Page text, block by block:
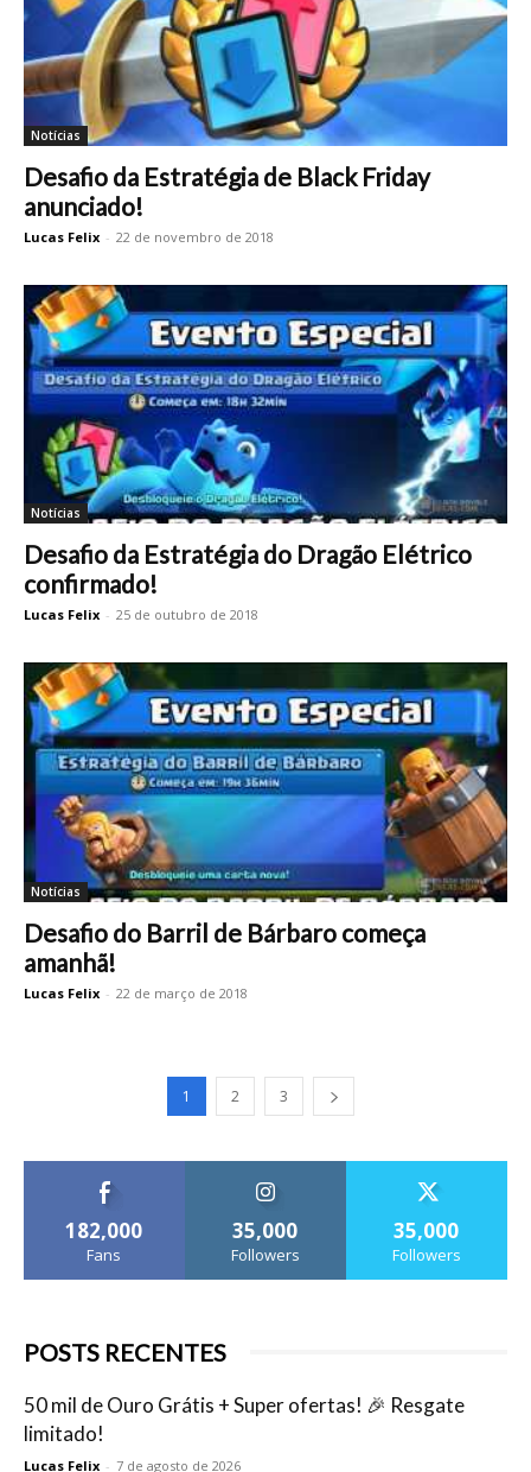
Notícias
Desafio da Estratégia de Black Friday
anunciado!
Lucas Felix - 22 de novembro de 2018
Notícias
Desafio da Estratégia do Dragão Elétrico
confirmado!
Lucas Felix - 25 de outubro de 2018
Notícias
Desafio do Barril de Bárbaro começa
amanhã!
Lucas Felix - 22 de março de 2018
1 2 3
182,000
Fans
35,000
Followers
35,000
Followers
POSTS RECENTES
50 mil de Ouro Grátis + Super ofertas! 🎉 Resgate
limitado!
Lucas Felix - 7 de agosto de 2026